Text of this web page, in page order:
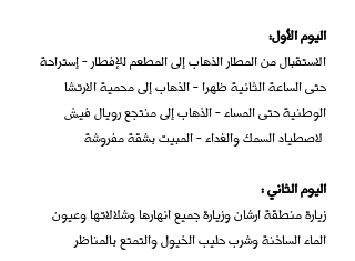
:اليوم الأول
الاستقبال من المطار الذهاب إلى المطعم للإفطار - إستراحة
حتى الساعة الثانية ظهرا - الذهاب إلى محمية الارتشا
الوطنية حتى المساء - الذهاب إلى منتجع رويال فيش
: اليوم الثاني
زيارة منطقة ارشان وزيارة جميع انهارها وشلالاتها وعيون
الماء الساخنة وشرب حليب الخيول والتمتع بالمناظر